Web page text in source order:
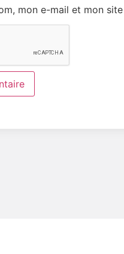
mon e-mail et mon